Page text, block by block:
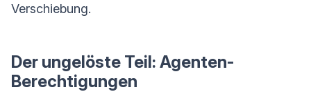
Verschiebung.
Der ungelöste Teil: Agenten-
Berechtigungen